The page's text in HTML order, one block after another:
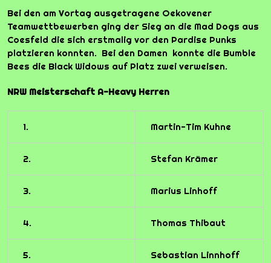
Bei den am Vortag ausgetragene Oekovener
Teamwettbewerben ging der Sieg an die Mad Dogs aus
Coesfeld die sich erstmalig vor den Pardise Punks
platzieren konnten. Bei den Damen konnte die Bumble
Bees die Black Widows auf Platz zwei verweisen.
NRW Meisterschaft A-Heavy Herren
1. Martin-Tim Kuhne
2. Stefan Krämer
3. Marius Linhoff
4. Thomas Thibaut
5. Sebastian Linnhoff